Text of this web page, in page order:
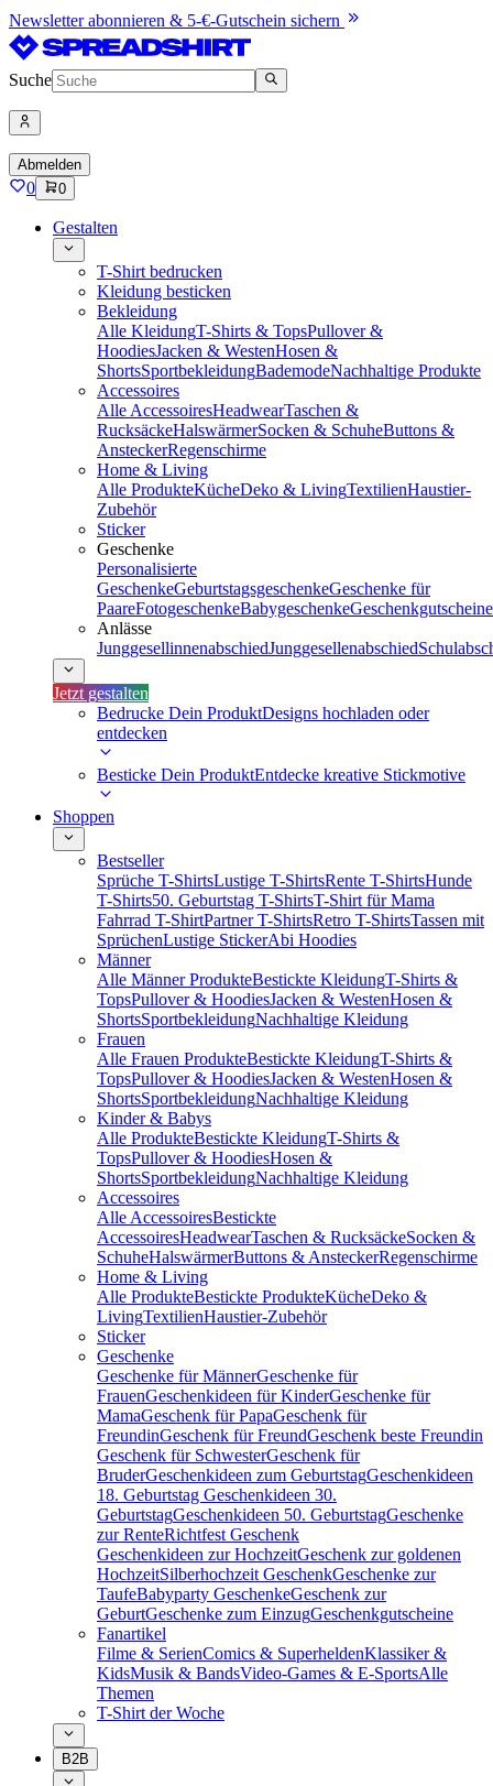
Newsletter abonnieren & 5-€-Gutschein sichern
Suche
Abmelden
0 0
Gestalten
T-Shirt bedrucken
Kleidung besticken
Bekleidung
Alle KleidungT-Shirts & TopsPullover &
HoodiesJacken & WestenHosen &
ShortsSportbekleidungBademodeNachhaltige Produkte
Accessoires
Alle AccessoiresHeadwearTaschen &
RucksäckeHalswärmerSocken & SchuheButtons &
AnsteckerRegenschirme
Home & Living
Alle ProdukteKücheDeko & LivingTextilienHaustier-
Zubehör
Sticker
Geschenke
Personalisierte
GeschenkeGeburtstagsgeschenkeGeschenke für
PaareFotogeschenkeBabygeschenkeGeschenkgutscheine
Anlässe
JunggesellinnenabschiedJunggesellenabschied
Jetzt gestalten
Bedrucke Dein ProduktDesigns hochladen oder
entdecken
Besticke Dein ProduktEntdecke kreative Stickmotive
Shoppen
Bestseller
Sprüche T-ShirtsLustige T-ShirtsRente T-ShirtsHunde
T-Shirts50. Geburtstag T-ShirtsT-Shirt für Mama
Fahrrad T-ShirtPartner T-ShirtsRetro T-ShirtsTassen mit
SprüchenLustige StickerAbi Hoodies
Männer
Alle Männer ProdukteBestickte KleidungT-Shirts &
TopsPullover & HoodiesJacken & WestenHosen &
ShortsSportbekleidungNachhaltige Kleidung
Frauen
Alle Frauen ProdukteBestickte KleidungT-Shirts &
TopsPullover & HoodiesJacken & WestenHosen &
ShortsSportbekleidungNachhaltige Kleidung
Kinder & Babys
Alle ProdukteBestickte KleidungT-Shirts &
TopsPullover & HoodiesHosen &
ShortsSportbekleidungNachhaltige Kleidung
Accessoires
Alle AccessoiresBestickte
AccessoiresHeadwearTaschen & RucksäckeSocken &
SchuheHalswärmerButtons & AnsteckerRegenschirme
Home & Living
Alle ProdukteBestickte ProdukteKücheDeko &
LivingTextilienHaustier-Zubehör
Sticker
Geschenke
Geschenke für MännerGeschenke für
FrauenGeschenkideen für KinderGeschenke für
MamaGeschenk für PapaGeschenk für
FreundinGeschenk für FreundGeschenk beste Freundin
Geschenk für SchwesterGeschenk für
BruderGeschenkideen zum GeburtstagGeschenkideen
18. Geburtstag Geschenkideen 30.
GeburtstagGeschenkideen 50. GeburtstagGeschenke
zur RenteRichtfest Geschenk
Geschenkideen zur HochzeitGeschenk zur goldenen
HochzeitSilberhochzeit GeschenkGeschenke zur
TaufeBabyparty GeschenkeGeschenk zur
GeburtGeschenke zum EinzugGeschenkgutscheine
Fanartikel
Filme & SerienComics & SuperheldenKlassiker &
KidsMusik & BandsVideo-Games & E-SportsAlle
Themen
T-Shirt der Woche
B2B